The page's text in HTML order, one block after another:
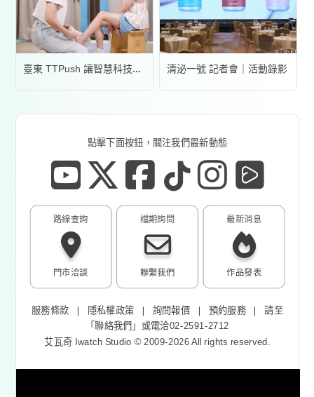
臺東 TTPush 讓智慧科技更有溫度 | 形象影片 清泌一號 記者會｜活動錄影
點擊下面按鈕，關注我們最新動態
路線查詢
門市洽談
最新消息
作品發表
檔期詢問
聯繫我們
服務條款 ❘ 隱私權政策 ❘詢問報價 ❘預約服務 ❘請至
「聯絡我們 」或電洽02-2591-2712
艾瓦奇 Iwatch Studio © 2009-2026 All rights reserved.